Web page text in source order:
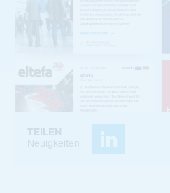
TEILEN
Neuigkeiten